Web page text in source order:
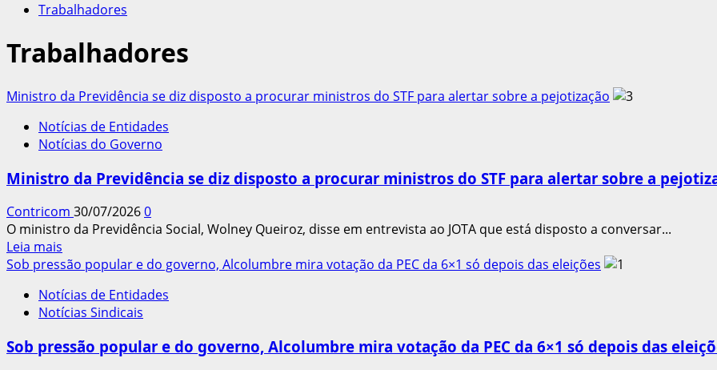
Trabalhadores
Trabalhadores
Ministro da Previdência se diz disposto a procurar ministros do STF para alertar sobre a pejotização
Notícias de Entidades
Notícias do Governo
Ministro da Previdência se diz disposto a procurar ministros do STF para alertar sobre a
Contricom 30/07/20260
O ministro da Previdência Social, Wolney Queiroz, disse em entrevista ao JOTA que está disposto a conversar...
Leia mais
mais
Ministro
da
se
Sob pressão popular e do governo, Alcolumbre mira votação da PEC da 6×1 só depois das eleições
Notícias de Entidades
Notícias Sindicais
Sob pressão popular e do governo, Alcolumbre mira votação da PEC da 6×1 só depois das